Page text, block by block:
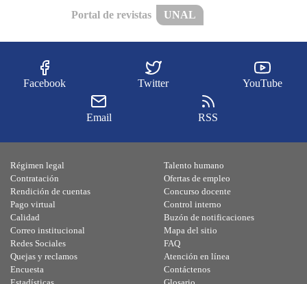
Portal de revistas UNAL
Facebook Twitter YouTube
Email RSS
Régimen legal
Contratación
Rendición de cuentas
Pago virtual
Calidad
Talento humano
Ofertas de empleo
Concurso docente
Control interno
Buzón de notificaciones
Correo institucional
Redes Sociales
Quejas y reclamos
Encuesta
Mapa del sitio
FAQ
Atención en línea
Contáctenos